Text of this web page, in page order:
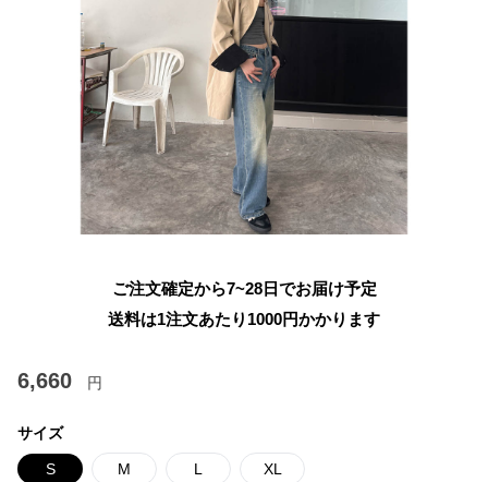
ご注文確定から7~28日でお届け予定
送料は1注文あたり 1000円かかります
6,660 円
サイズ
S M L XL